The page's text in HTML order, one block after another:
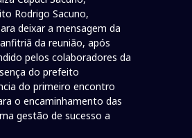
Rodrigo Sacuno,
deixar a mensagem da
da reunião, após
pelos colaboradores da
do prefeito
do primeiro encontro
o encaminhamento das
gestão de sucesso a